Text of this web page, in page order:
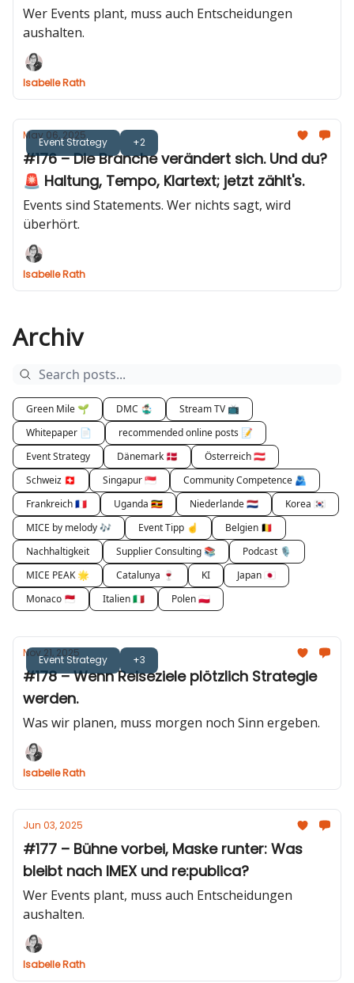
Wer Events plant, muss auch Entscheidungen
aushalten.
Isabelle Rath
Event Strategy +2
May 06, 2025
#176 – Die Branche verändert sich. Und du?
🚨 Haltung, Tempo, Klartext; jetzt zählt's.
Events sind Statements. Wer nichts sagt, wird
überhört.
Isabelle Rath
Archiv
Green Mile 🌱 DMC 🤹🏻‍♂️
Stream TV 📺
Whitepaper 📄
recommended online posts 📝
Event Strategy
Dänemark 🇩🇰
Österreich 🇦🇹
Schweiz 🇨🇭
Singapur 🇸🇬
Community Competence 🫂
Frankreich 🇫🇷
Uganda 🇺🇬 Niederlande 🇳🇱
Korea 🇰🇷
MICE by melody 🎶
Event Tipp ☝️
Belgien 🇧🇪
Nachhaltigkeit
Supplier Consulting 📚
Podcast 🎙
MICE PEAK 🌟
Catalunya 🍷 KI
Japan 🇯🇵
Monaco 🇲🇨
Italien 🇮🇹 Polen 🇵🇱
Event Strategy +3
Nov 21, 2025
#178 – Wenn Reiseziele plötzlich Strategie
werden.
Was wir planen, muss morgen noch Sinn ergeben.
Isabelle Rath
Jun 03, 2025
#177 – Bühne vorbei, Maske runter: Was
bleibt nach IMEX und re:publica?
Wer Events plant, muss auch Entscheidungen
aushalten.
Isabelle Rath